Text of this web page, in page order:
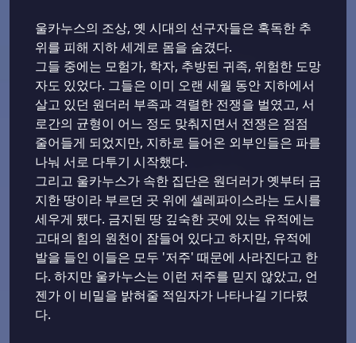
울카누스의 조상, 옛 시대의 선구자들은 혹독한 추
위를 피해 지하 세계로 몸을 숨겼다.
그들 중에는 모험가, 학자, 추방된 귀족, 위험한 도망
자도 있었다. 그들은 이미 오랜 세월 동안 지하에서
살고 있던 원더러 부족과 격렬한 전쟁을 벌였고, 서
로간의 균형이 어느 정도 맞춰지면서 전쟁은 점점
줄어들게 되었지만, 지하로 들어온 외부인들은 파를
나눠 서로 다투기 시작했다.
그리고 울카누스가 속한 집단은 원더러가 옛부터 금
지한 땅이라 부르던 곳 위에 셀레파이스라는 도시를
세우게 됐다. 금지된 땅 깊숙한 곳에 있는 유적에는
고대의 힘의 원천이 잠들어 있다고 하지만, 유적에
발을 들인 이들은 모두 '저주' 때문에 사라진다고 한
다. 하지만 울카누스는 이런 저주를 믿지 않았고, 언
젠가 이 비밀을 밝혀줄 적임자가 나타나길 기다렸
다.